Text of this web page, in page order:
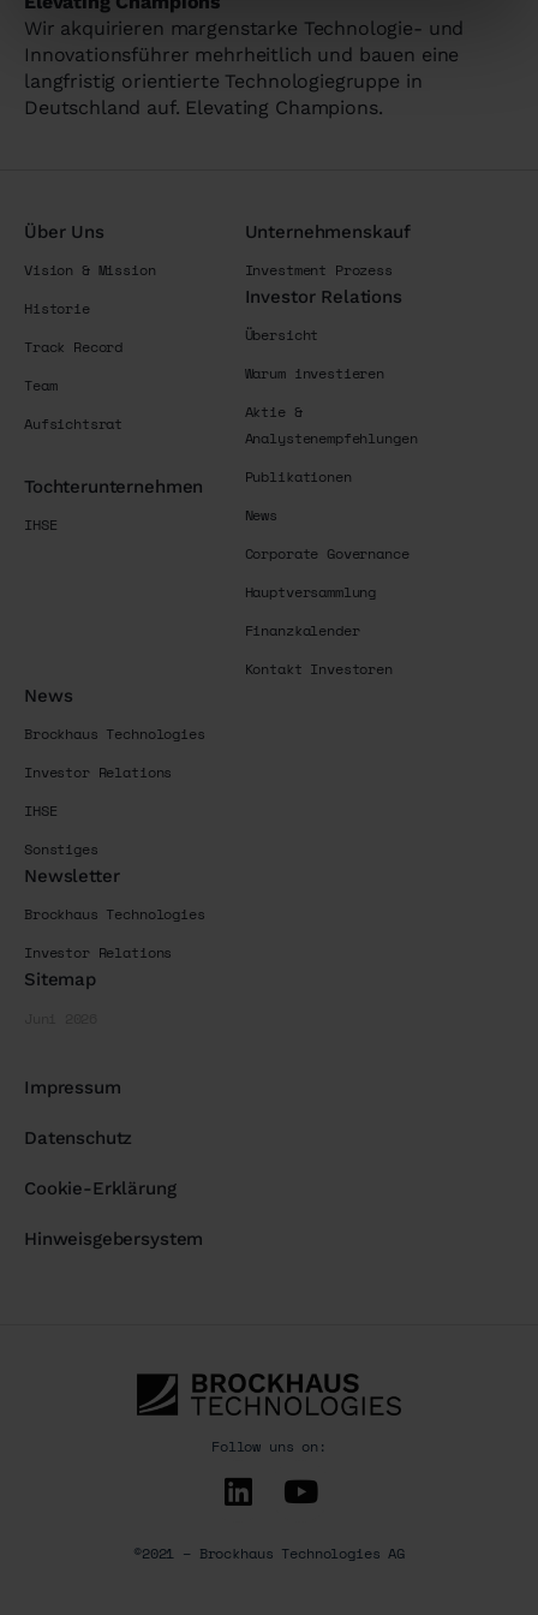
Wir akquirieren margenstarke Technologie- und
Innovationsführer mehrheitlich und bauen eine
langfristig orientierte Technologiegruppe in
Deutschland auf. Elevating Champions.
Sitemap
Impressum
Datenschutz
Cookie-Erklärung
Hinweisgebersystem
Über Uns
Vision & Mission
Historie
Track Record
Team
Aufsichtsrat
Tochterunternehmen
IHSE
Unternehmenskauf
Investment Prozess
Investor Relations
Übersicht
Warum investieren
Aktie &
Analystenempfehlungen
Publikationen
News
Corporate Governance
Hauptversammlung
Finanzkalender
Kontakt Investoren
News
Brockhaus Technologies
Investor Relations
IHSE
Sonstiges
Newsletter
Brockhaus Technologies
Investor Relations
Follow uns on:
©2021 – Brockhaus Technologies AG